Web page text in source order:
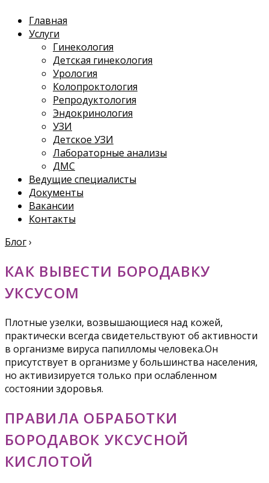
Главная
Услуги
Гинекология
Детская гинекология
Урология
Колопроктология
Репродуктология
Эндокринология
УЗИ
Детское УЗИ
Лабораторные анализы
ДМС
Ведущие специалисты
Документы
Вакансии
Контакты
Блог›
КАК ВЫВЕСТИ БОРОДАВКУ
УКСУСОМ
Плотные узелки, возвышающиеся над кожей,
практически всегда свидетельствуют об активности
в организме вируса папилломы человека.Он
присутствует в организме у большинства населения,
но активизируется только при ослабленном
состоянии здоровья.
ПРАВИЛА ОБРАБОТКИ
БОРОДАВОК УКСУСНОЙ
КИСЛОТОЙ